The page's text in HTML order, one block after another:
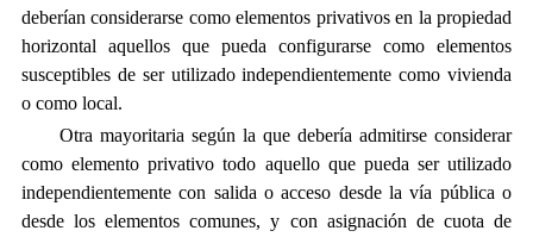
deberían considerarse como elementos privativos en la propiedad
horizontal aquellos que pueda configurarse como elementos
susceptibles de ser utilizado independientemente como vivienda
o como local.
Otra mayoritaria según la que debería admitirse considerar
como elemento privativo todo aquello que pueda ser utilizado
independientemente con salida o acceso desde la vía pública o
desde los elementos comunes, y con asignación de cuota de